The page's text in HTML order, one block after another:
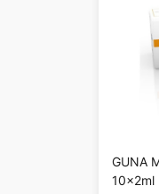
GUNA
10x2ml